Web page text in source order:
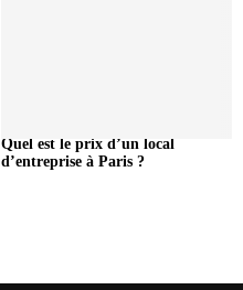
Quel est le prix d’un local
d’entreprise à Paris ?